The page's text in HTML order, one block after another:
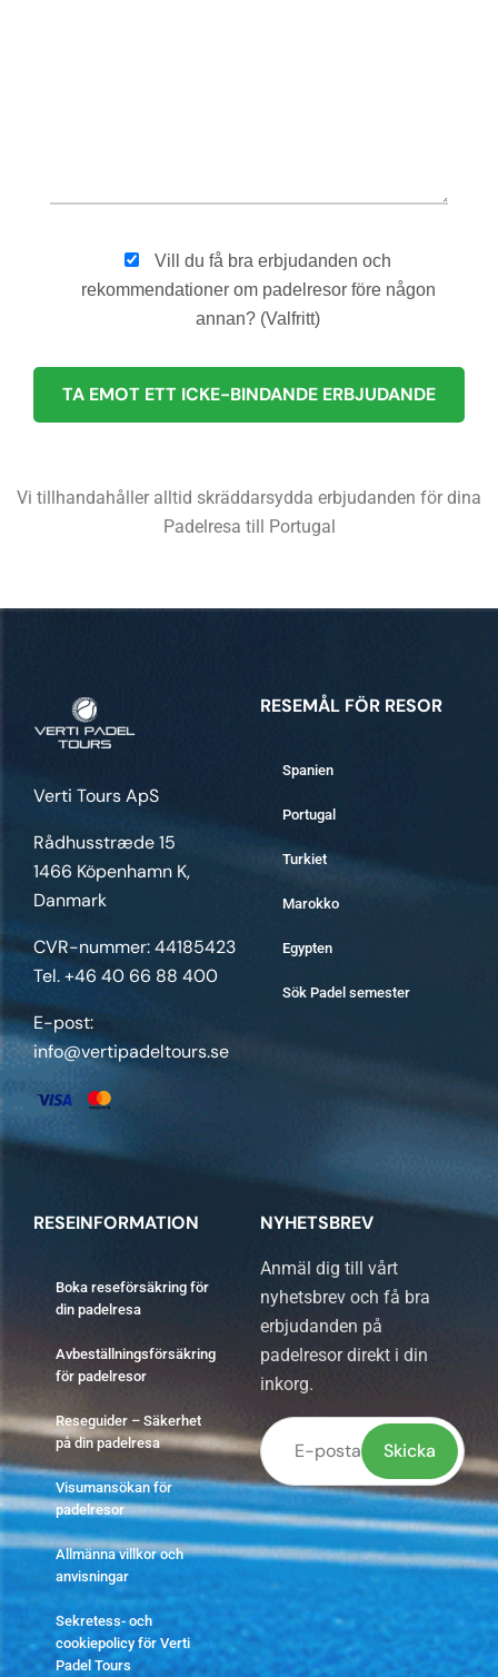
Vill du få bra erbjudanden och
rekommendationer om padelresor före någon
annan? (Valfritt)
Vi tillhandahåller alltid skräddarsydda erbjudanden för dina
Padelresa till Portugal
Verti Tours ApS
Rådhusstræde 15
1466 Köpenhamn K,
Danmark
CVR-nummer: 44185423
Tel. +46 40 66 88 400
E-post:
info@vertipadeltours.se
RESEMÅL FÖR RESOR
Spanien
Portugal
Turkiet
Marokko
Egypten
Sök Padel semester
RESEINFORMATION
Boka reseförsäkring för
din padelresa
Avbeställningsförsäkring
för padelresor
Reseguider – Säkerhet
på din padelresa
Visumansökan för
padelresor
Allmänna villkor och
anvisningar
Sekretess- och
cookiepolicy för Verti
Padel Tours
NYHETSBREV
Anmäl dig till vårt
nyhetsbrev och få bra
erbjudanden på
padelresor direkt i din
inkorg.
Lämna
detta
fält
tomt.